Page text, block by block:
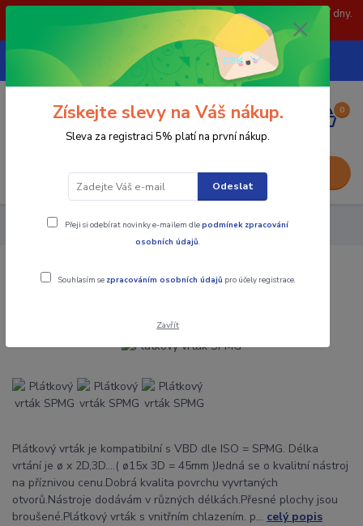
POZOR: 31.7 , 3.8 a 5.8- zavřeno. objednávky odešleme následující dny.
Děkujeme za pochopení.
CZK
739252246
(Po-Pá, 8-15 hod.)
0
0,00 Kč
Nástroje - Kovoobrábění Plátkový vrták SPMG
Plátkový vrták SPMG
Plátkový vrták je kompatibilní s VBD dle ISO = SPMG. Délka
vrtání je ø x 2D,3D....( ø15x 3D = 45mm )Jedná se o kvalitní nástroj
na příznivou cenu.Dobrá kvalita povrchu vyvrtaných
otvorů.Nástroje dodávám v různých délkách.Přesné plochy jsou
broušené.Plátkový vrták s vnitřním chlazením. p... celý popis
Získejte slevy na Váš nákup.
Sleva za registraci 5% platí na první nákup.
Odeslat
Přeji si odebírat novinky e-mailem dlepodmínek zpracování
osobních údajů.
Souhlasím se zpracováním osobních údajů pro účely registrace.
Zavřít